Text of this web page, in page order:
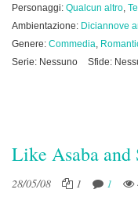
Personaggi: Qualcun altro,
Ambientazione: Diciannove
Genere: Commedia,
Serie: Nessuno
Sfide:
Like Asaba and
28/05/08 1 1